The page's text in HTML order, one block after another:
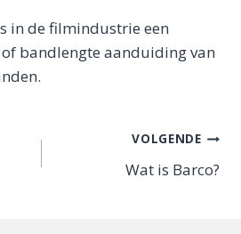
in de filmindustrie een
bandlengte aanduiding van
VOLGENDE
Wat is Barco?